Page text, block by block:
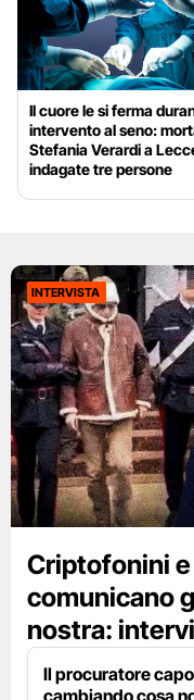
Il cuore le si ferma
intervento al seno:
Stefania Verardi a
indagate tre persone
INTERVISTA
Criptofonini
comunicano
nostra:
Il procuratore